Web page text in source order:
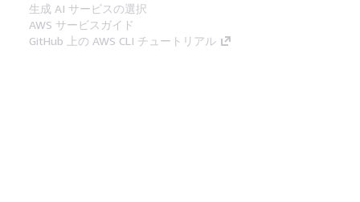
生成 AI サービスの選択
AWS サービスガイド
GitHub 上の AWS CLI チュートリアル